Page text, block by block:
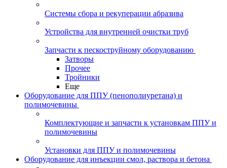
Системы сбора и рекуперации абразива
Устройства для внутренней очистки труб
Запчасти к пескоструйному оборудованию
Затворы
Прочее
Тройники
Еще
Оборудование для ППУ (пенополиуретана) и
полимочевины
Комплектующие и запчасти к установкам ППУ и
полимочевины
Установки для ППУ и полимочевины
Оборудование для инъекции смол, раствора и бетона